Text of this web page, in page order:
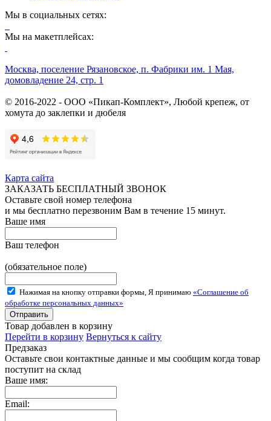
Мы в социальных сетях:
Мы на макетплейсах:
Москва, поселение Рязановское, п. Фабрики им. 1 Мая,
домовладение 24, стр. 1
© 2016-2022 - ООО «Пикап-Комплект», Любой крепеж, от
хомута до заклепки и дюбеля
Карта сайта
ЗАКАЗАТЬ БЕСПЛАТНЫЙ ЗВОНОК
Оставьте свой номер телефона
и мы бесплатно перезвоним Вам в течение 15 минут.
Ваше имя
Ваш телефон
(обязательное поле)
Нажимая на кнопку отправки формы, Я принимаю «Соглашение об
обработке персональных данных»
Товар добавлен в корзину
Перейти в корзину Вернуться к сайту
Предзаказ
Оставьте свои контактные данные и мы сообщим когда товар
поступит на склад
Ваше имя:
Email: